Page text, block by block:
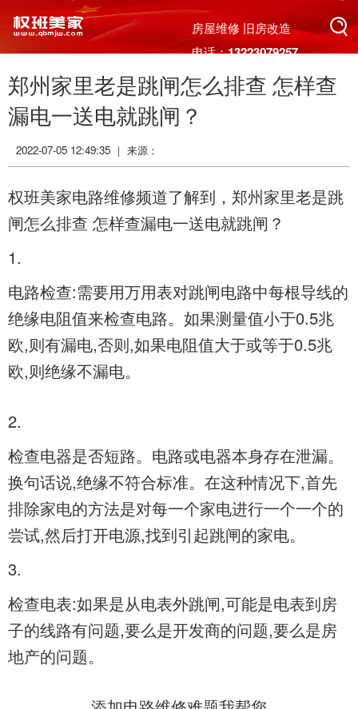
搜索
搜索
房屋维修 旧房改造
电话：13223079257
郑州家里老是跳闸怎么排查 怎样查
漏电一送电就跳闸？
2022-07-05 12:49:35 ｜ 来源：
权班美家电路维修频道了解到， 郑州家里老是跳
闸怎么排查 怎样查漏电一送电就跳闸？
1.
电路检查:需要用万用表对跳闸电路中每根导线的
绝缘电阻值来检查电路。如果测量值小于0.5兆
欧,则有漏电,否则,如果电阻值大于或等于0.5兆
欧,则绝缘不漏电。
2.
检查电器是否短路。电路或电器本身存在泄漏。
换句话说,绝缘不符合标准。在这种情况下,首先
排除家电的方法是对每一个家电进行一个一个的
尝试,然后打开电源,找到引起跳闸的家电。
3.
检查电表:如果是从电表外跳闸,可能是电表到房
子的线路有问题,要么是开发商的问题,要么是房
地产的问题。